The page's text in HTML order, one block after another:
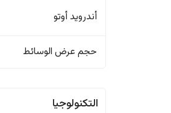
أندرويد أوتو
حجم عرض الوسائط
التكنولوجيا